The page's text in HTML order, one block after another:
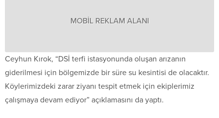
MOBİL REKLAM ALANI
Ceyhun Kırok, “DSİ terfi istasyonunda oluşan arızanın
giderilmesi için bölgemizde bir süre su kesintisi de olacaktır.
Köylerimizdeki zarar ziyanı tespit etmek için ekiplerimiz
çalışmaya devam ediyor” açıklamasını da yaptı.